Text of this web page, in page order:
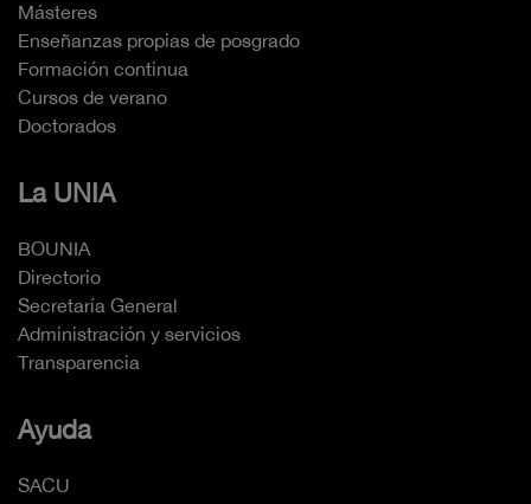
Másteres
Enseñanzas propias de posgrado
Formación continua
Cursos de verano
Doctorados
La UNIA
BOUNIA
Directorio
Secretaría General
Administración y servicios
Transparencia
Ayuda
SACU